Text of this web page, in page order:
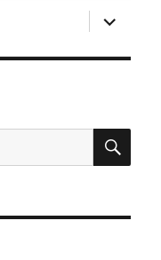
laienda